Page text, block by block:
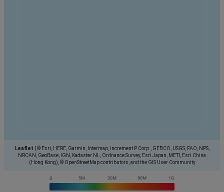
Leaflet
© Esri, HERE, Garmin, Intermap, increment P Corp., GEBCO, USGS, FAO, NPS,
NRCAN, GeoBase, IGN, Kadaster NL, Ordnance Survey, Esri Japan, METI, Esri China
(Hong Kong), © OpenStreetMap contributors, and the GIS User Community